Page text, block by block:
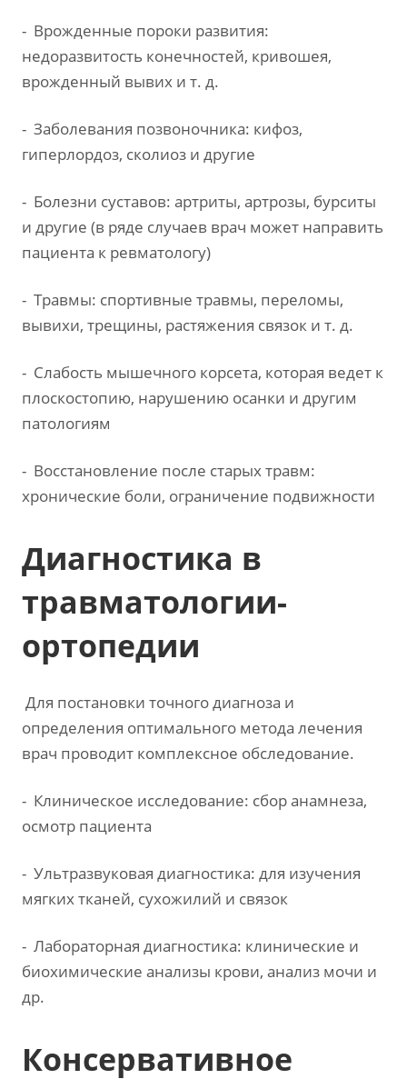
- Врожденные пороки развития:
недоразвитость конечностей, кривошея,
врожденный вывих и т. д.
- Заболевания позвоночника: кифоз,
гиперлордоз, сколиоз и другие
- Болезни суставов: артриты, артрозы, бурситы
и другие (в ряде случаев врач может направить
пациента к ревматологу)
- Травмы: спортивные травмы, переломы,
вывихи, трещины, растяжения связок и т. д.
- Слабость мышечного корсета, которая ведет к
плоскостопию, нарушению осанки и другим
патологиям
- Восстановление после старых травм:
хронические боли, ограничение подвижности
Диагностика в
травматологии-
ортопедии
Для постановки точного диагноза и
определения оптимального метода лечения
врач проводит комплексное обследование.
- Клиническое исследование: сбор анамнеза,
осмотр пациента
- Ультразвуковая диагностика: для изучения
мягких тканей, сухожилий и связок
- Лабораторная диагностика: клинические и
биохимические анализы крови, анализ мочи и
др.
Консервативное